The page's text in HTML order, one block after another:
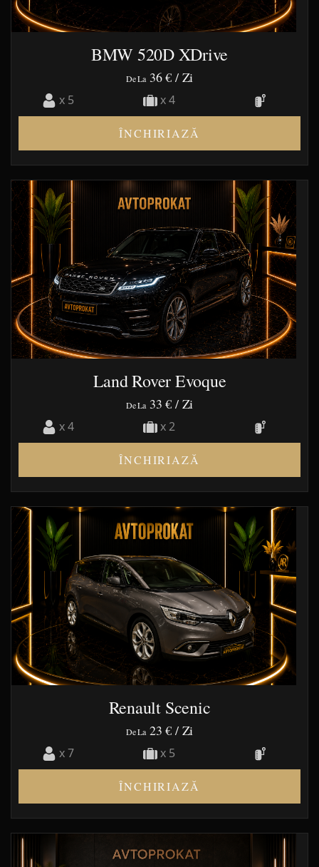
BMW 520D XDrive
De La36 € / Zi
x 5 x 4
ÎNCHIRIAZĂ
Land Rover Evoque
De La33 € / Zi
x 4 x 2
ÎNCHIRIAZĂ
Renault Scenic
De La23 € / Zi
x 7 x 5
ÎNCHIRIAZĂ